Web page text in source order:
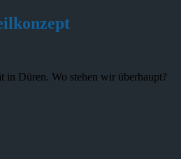
Düren. Wo stehen wir überhaupt?